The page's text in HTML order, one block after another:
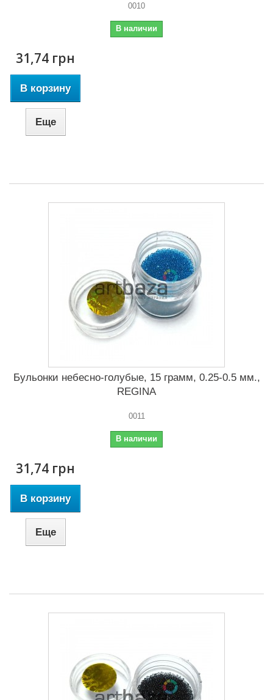
0010
В наличии
31,74 грн
В корзину
Еще
Бульонки небесно-голубые, 15 грамм, 0.25-0.5 мм.,
REGINA
0011
В наличии
31,74 грн
В корзину
Еще